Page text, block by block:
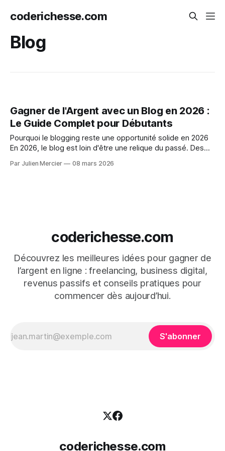
coderichesse.com
Blog
Gagner de l'Argent avec un Blog en 2026 :
Le Guide Complet pour Débutants
Pourquoi le blogging reste une opportunité solide en 2026
En 2026, le blog est loin d'être une relique du passé. Des
revenus significatifs grâce à un simple site web et une
Par Julien Mercier 08 mars 2026
coderichesse.com
Découvrez les meilleures idées pour gagner de
l’argent en ligne : freelancing, business digital,
revenus passifs et conseils pratiques pour
commencer dès aujourd’hui.
S'abonner
coderichesse.com